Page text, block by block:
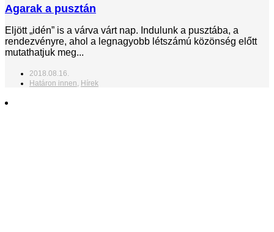
Agarak a pusztán
Eljött „idén” is a várva várt nap. Indulunk a pusztába, a
rendezvényre, ahol a legnagyobb létszámú közönség előtt
mutathatjuk meg...
2018.08.16.
Határon innen, Hírek